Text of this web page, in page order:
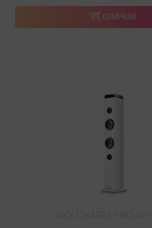
COMPRAR
SKY CHARM PRO